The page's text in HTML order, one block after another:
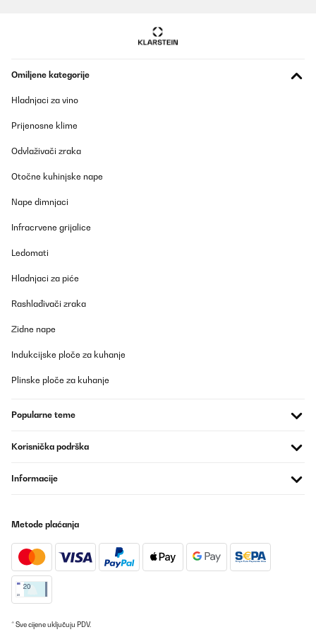
Omiljene kategorije
Hladnjaci za vino
Prijenosne klime
Odvlaživači zraka
Otočne kuhinjske nape
Nape dimnjaci
Infracrvene grijalice
Ledomati
Hladnjaci za piće
Rashlađivači zraka
Zidne nape
Indukcijske ploče za kuhanje
Plinske ploče za kuhanje
Popularne teme
Korisnička podrška
Informacije
Metode plaćanja
* Sve cijene uključuju PDV.